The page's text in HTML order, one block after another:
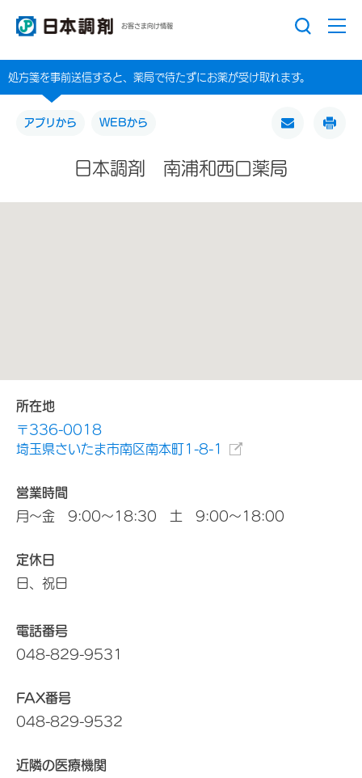
お客さま向け情報
処方箋を事前送信すると、薬局で待たずにお薬が受け取れます。
アプリから WEBから
日本調剤 南浦和西口薬局
所在地
〒336-0018
埼玉県さいたま市南区南本町1-8-1
営業時間
月～金 9:00～18:30 土 9:00～18:00
定休日
日、祝日
電話番号
048-829-9531
FAX番号
048-829-9532
近隣の医療機関